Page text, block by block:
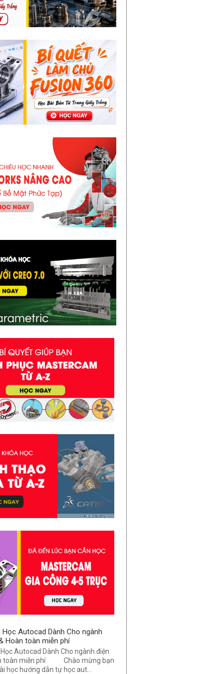
Mới Nhất Và Miễn Phí
Học Autocad Dành Cho ngành
Hoàn toàn miễn phí
Autocad Dành Cho ngành điện
toàn miễn phí Chào mừng bạn
học hướng dẫn tự học aut...